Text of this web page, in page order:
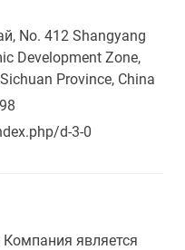
No. 412 Shangyang
Development Zone,
Province, China
d-3-0
Компания является